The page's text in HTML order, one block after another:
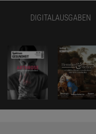
DIGITALAUSGABEN